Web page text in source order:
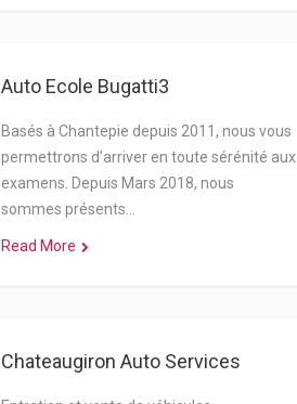
Auto Ecole Bugatti3
Basés à Chantepie depuis 2011, nous vous
permettrons d’arriver en toute sérénité aux
examens. Depuis Mars 2018, nous
sommes présents…
Read More
Chateaugiron Auto Services